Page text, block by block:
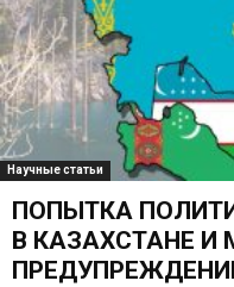
Научные статьи
ПОПЫТКА
В КАЗАХСТАНЕ И